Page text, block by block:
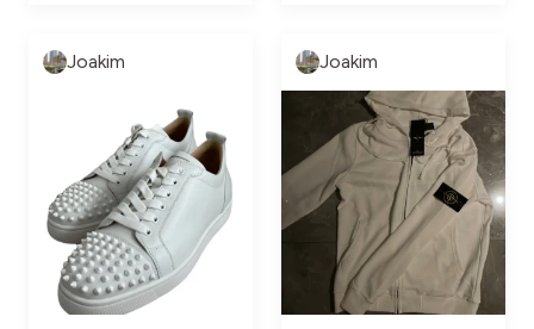
Joakim Joakim